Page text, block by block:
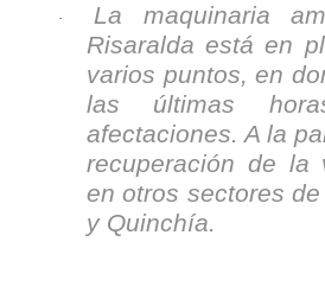
·
La maquinaria
Risaralda está en
varios puntos, en
las últimas
afectaciones. A la
recuperación de
en otros sectores
y Quinchía.